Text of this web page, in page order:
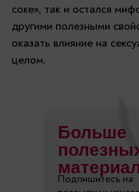
соке», так и остался
другими полезными
оказать влияние на
целом.
Больше
Подпишитесь на